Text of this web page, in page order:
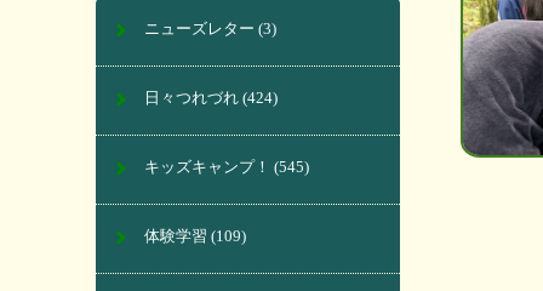
ニューズレター (3)
日々つれづれ (424)
キッズキャンプ！ (545)
体験学習 (109)